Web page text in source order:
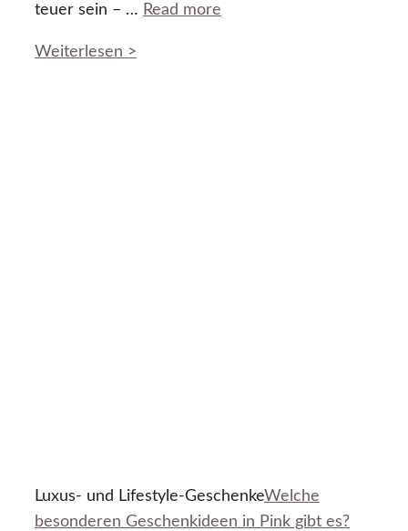
teuer sein – … Read more
Weiterlesen >
Luxus- und Lifestyle-GeschenkeWelche
besonderen Geschenkideen in Pink gibt es?